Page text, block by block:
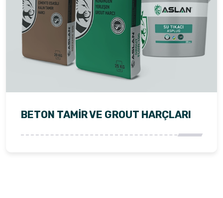
BETON TAMIR VE GROUT HARÇLARI